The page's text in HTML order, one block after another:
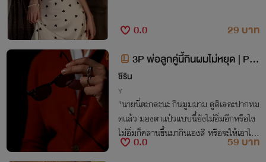
0.0
29 บาท
3P พ่อลูกคู่นี้กินผมไม่หยุด | PW
P
ชีริน
Y
"นายนี่ตะกละนะ กินมูมมาม ดูสิเลอะปากหม
ดแล้ว มองตาแป๋วแบบนี้ยังไม่อิ่มอีกหรือไง
ไม่อิ่มก็คลานขึ้นมากินเองสิ หรือจะให้เอาไป
ป้อนดีละ"
0.0
59 บาท